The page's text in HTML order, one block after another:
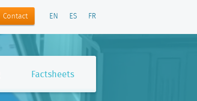
Contact EN ES FR
Factsheets